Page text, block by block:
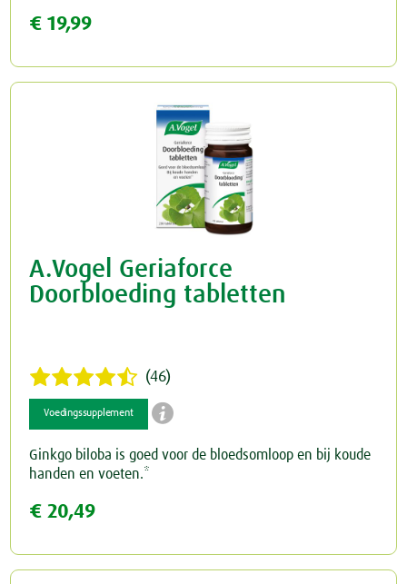
€ 19,99
A.Vogel Geriaforce
Doorbloeding tabletten
(46)
Voedingssupplement 
Ginkgo biloba is goed voor de bloedsomloop en bij koude
handen en voeten.*
€ 20,49